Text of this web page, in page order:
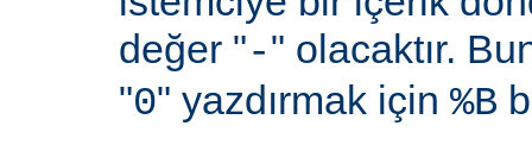
değer "-" olacaktır.
"0" yazdırmak için %B